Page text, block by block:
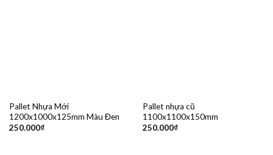
Pallet Nhựa Mới
1200x1000x125mm Màu Đen
250.000₫
Pallet nhựa cũ
1100x1100x150mm
250.000₫